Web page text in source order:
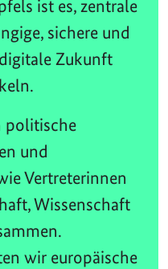
ist es, zentrale
sichere und
Zukunft
politische
und
Vertreterinnen
Wissenschaft
wir europäische